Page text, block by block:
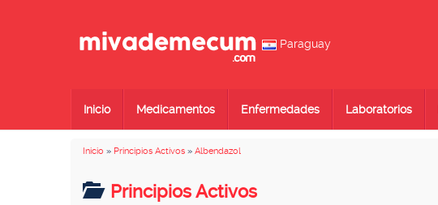
Paraguay
Inicio Medicamentos Enfermedades Laboratorios
Inicio » Principios Activos » Albendazol
Principios Activos